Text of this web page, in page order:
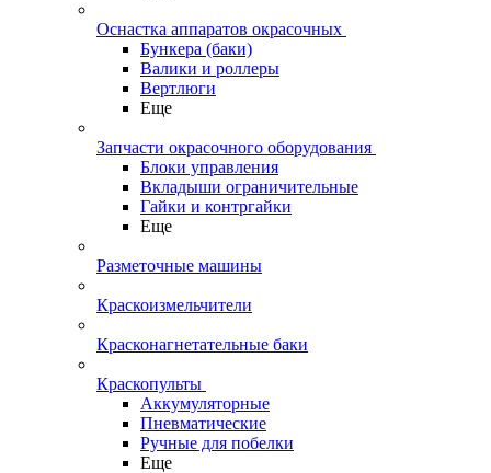
Оснастка аппаратов окрасочных
Бункера (баки)
Валики и роллеры
Вертлюги
Еще
Запчасти окрасочного оборудования
Блоки управления
Вкладыши ограничительные
Гайки и контргайки
Еще
Разметочные машины
Краскоизмельчители
Красконагнетательные баки
Краскопульты
Аккумуляторные
Пневматические
Ручные для побелки
Еще